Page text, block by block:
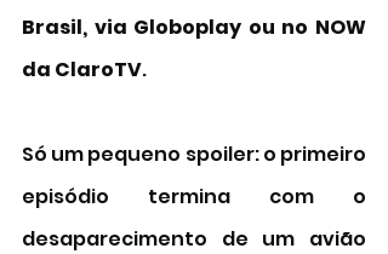
Brasil, via Globoplay ou no NOW
da ClaroTV.
Só um pequeno spoiler: o primeiro
episódio termina com o
desaparecimento de um avião